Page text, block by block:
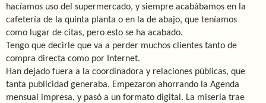
hacíamos uso del supermercado, y siempre acabábamos en la
cafetería de la quinta planta o en la de abajo, que teníamos
como lugar de citas, pero esto se ha acabado.
Tengo que decirle que va a perder muchos clientes tanto de
compra directa como por Internet.
Han dejado fuera a la coordinadora y relaciones públicas, que
tanta publicidad generaba. Empezaron ahorrando la Agenda
mensual impresa, y pasó a un formato digital. La miseria trae